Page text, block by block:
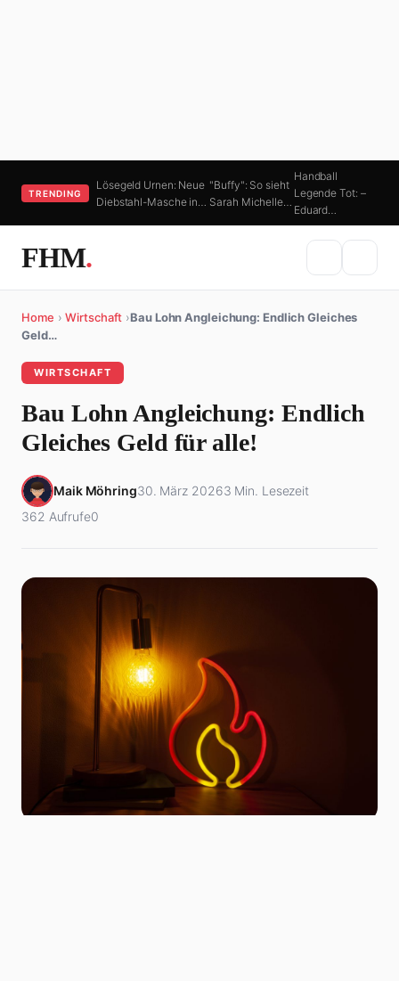
TRENDING
Lösegeld Urnen: Neue
Diebstahl-Masche in…
"Buffy": So sieht
Sarah Michelle…
Handball
Legende Tot: –
Eduard…
FHM.
Home › Wirtschaft ›Bau Lohn Angleichung: Endlich Gleiches
Geld…
WIRTSCHAFT
Bau Lohn Angleichung: Endlich
Gleiches Geld für alle!
Maik Möhring30. März 20263 Min. Lesezeit
362 Aufrufe0